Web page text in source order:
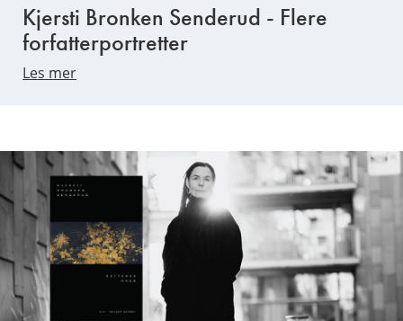
Kjersti Bronken Senderud - Flere
forfatterportretter
Les mer